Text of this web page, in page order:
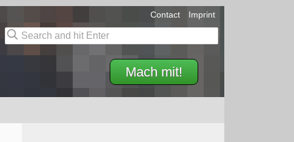
Mach mit!
Contact Imprint